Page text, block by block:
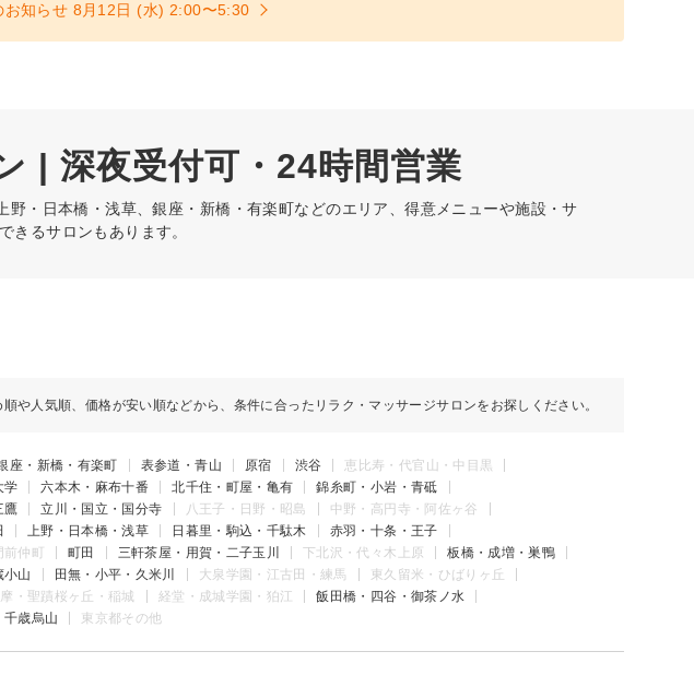
お知らせ 8月12日 (水) 2:00〜5:30
| 深夜受付可・24時間営業
・日本橋・浅草、銀座・新橋・有楽町などのエリア、得意メニューや施設・サ
きるサロンもあります。
順や人気順、価格が安い順などから、条件に合ったリラク・マッサージサロンをお探しください。
座・新橋・有楽町 表参道・青山 原宿 渋谷
恵比寿・代官山・中目黒
学
六本木・麻布十番 北千住・町屋・亀有
錦糸町・小岩・青砥
鷹
立川・国立・国分寺 八王子・日野・昭島
中野・高円寺・阿佐ヶ谷
上野・日本橋・浅草 日暮里・駒込・千駄木
赤羽・十条・王子
仲町
町田 三軒茶屋・用賀・二子玉川 下北沢・代々木上原
板橋・成増・巣鴨
小山
田無・小平・久米川 大泉学園・江古田・練馬
東久留米・ひばりヶ丘
・聖蹟桜ヶ丘・稲城 経堂・成城学園・狛江
飯田橋・四谷・御茶ノ水
歳烏山
東京都その他